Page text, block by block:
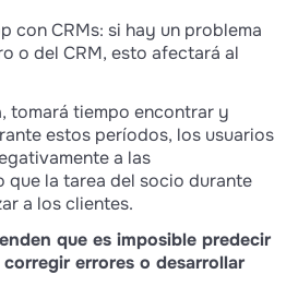
con CRMs: si hay un problema
o del CRM, esto afectará al
tomará tiempo encontrar y
estos períodos, los usuarios
a las
que la tarea del socio durante
a los clientes.
que es imposible predecir
errores o desarrollar